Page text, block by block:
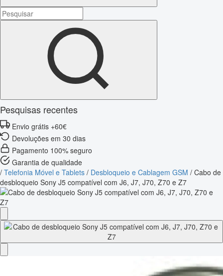
Pesquisas recentes
Envio grátis +60€
Devoluções em 30 dias
Pagamento 100% seguro
Garantia de qualidade
/ Telefonia Móvel e Tablets / Desbloqueio e Cablagem GSM / Cabo de
desbloqueio Sony J5 compatível com J6, J7, J70, Z70 e Z7